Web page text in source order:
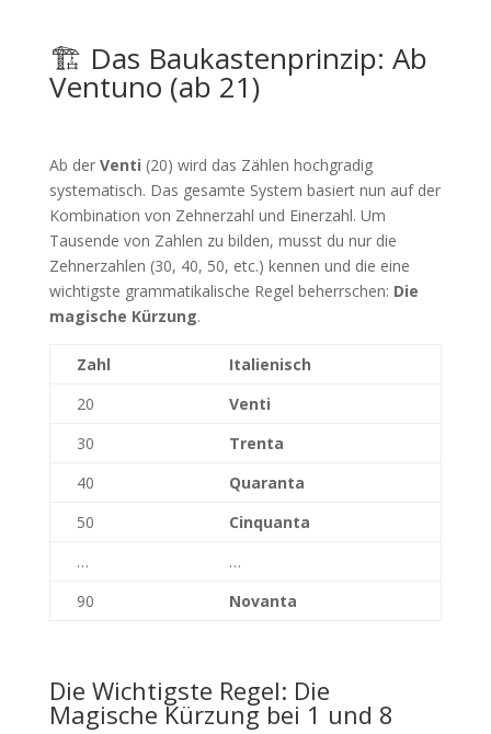
🏗️ Das Baukastenprinzip: Ab
Ventuno (ab 21)
Ab der Venti (20) wird das Zählen hochgradig
systematisch. Das gesamte System basiert nun auf der
Kombination von Zehnerzahl und Einerzahl. Um
Tausende von Zahlen zu bilden, musst du nur die
Zehnerzahlen (30, 40, 50, etc.) kennen und die eine
wichtigste grammatikalische Regel beherrschen: Die
magische Kürzung.
Zahl
Italienisch
20
Venti
30
Trenta
40
Quaranta
50
Cinquanta
…
…
90
Novanta
Die Wichtigste Regel: Die
Magische Kürzung bei 1 und 8